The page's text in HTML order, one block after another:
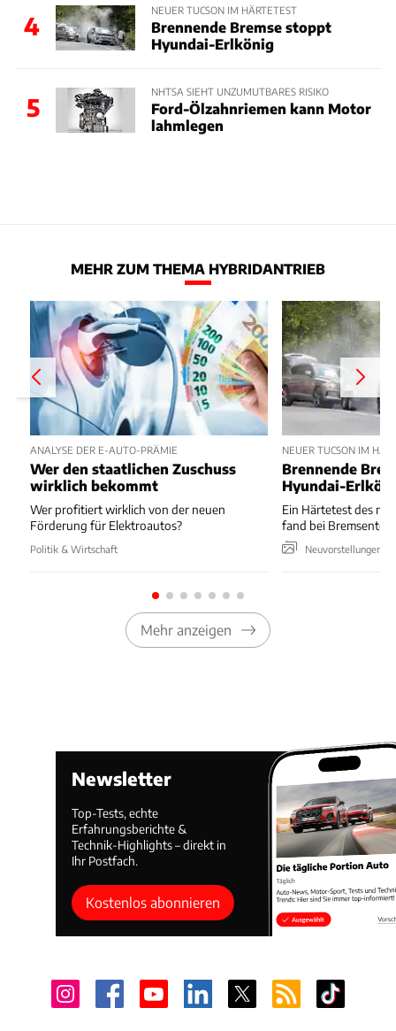
4
NEUER TUCSON IM HÄRTETEST
Brennende Bremse stoppt
Hyundai-Erlkönig
5
NHTSA SIEHT UNZUMUTBARES RISIKO
Ford-Ölzahnriemen kann Motor
lahmlegen
MEHR ZUM THEMA HYBRIDANTRIEB
ANALYSE DER E-AUTO-PRÄMIE
Wer den staatlichen Zuschuss
wirklich bekommt
Wer profitiert wirklich von der neuen
Förderung für Elektroautos?
Politik & Wirtschaft
NEUER TUCSON IM
Brennende
Hyundai-
Ein Härtetest des
fand bei
Neuvorstellungen &
Mehr anzeigen
Newsletter
Top-Tests, echte
Erfahrungsberichte &
Technik-Highlights – direkt in
Ihr Postfach.
Kostenlos abonnieren